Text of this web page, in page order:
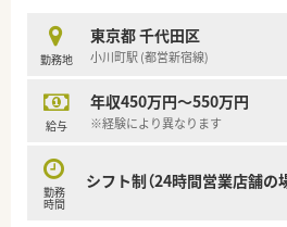
勤務地
東京都 千代田区
小川町駅 (都営新宿線)
給与
年収450万円～550万円
※経験により異なります
勤務
時間
シフト制（24時間営業店舗の